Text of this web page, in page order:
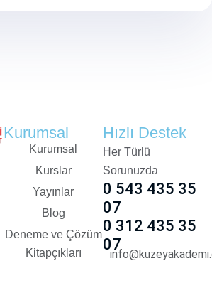
Kurumsal
Kurumsal
Kurslar
Yayınlar
Blog
Deneme ve Çözüm
Kitapçıkları
Hızlı Destek
Her Türlü
Sorunuzda
0 543 435 35
07
0 312 435 35
07